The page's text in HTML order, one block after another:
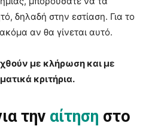
δηλαδή στην εστίαση. Για το
αν θα γίνεται αυτό.
με κλήρωση και με
κριτήρια.
την αίτηση στο